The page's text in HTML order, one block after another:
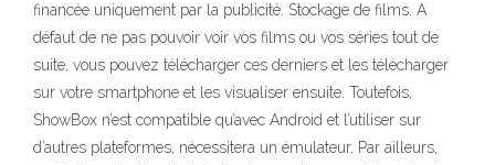
financée uniquement par la publicité. Stockage de films. A
défaut de ne pas pouvoir voir vos films ou vos séries tout de
suite, vous pouvez télécharger ces derniers et les télécharger
sur votre smartphone et les visualiser ensuite. Toutefois,
ShowBox n’est compatible qu’avec Android et l’utiliser sur
d’autres plateformes, nécessitera un émulateur. Par ailleurs,